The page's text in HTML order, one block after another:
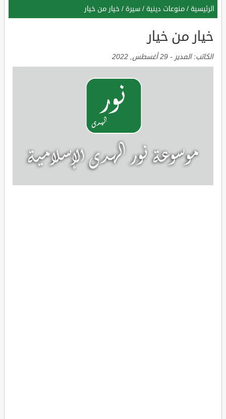
الرئيسية / منوعات دينية / سيرة / خيار من خيار
خيار من خيار
الكاتب:المدير - 29 أغسطس, 2022